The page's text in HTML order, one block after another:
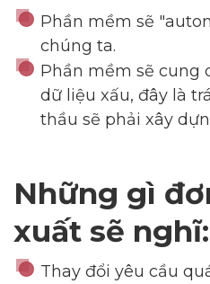
Phần mềm sẽ
chúng ta.
Phần mềm sẽ cung
dữ liệu xấu, đây là
thầu sẽ phải xây
Những gì
xuất sẽ nghĩ:
Thay đổi yêu cầu